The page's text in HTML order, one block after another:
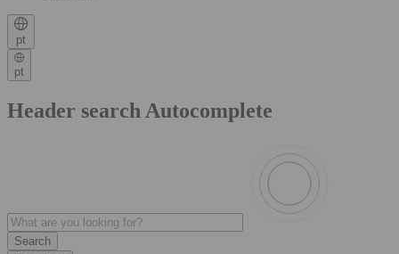
pt
pt
Header search Autocomplete